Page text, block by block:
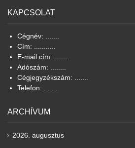
KAPCSOLAT
Cégnév: .......
Cím: ...........
E-mail cím: .......
Adószám: ........
Cégjegyzékszám: .......
Telefon: ........
ARCHÍVUM
2026. augusztus